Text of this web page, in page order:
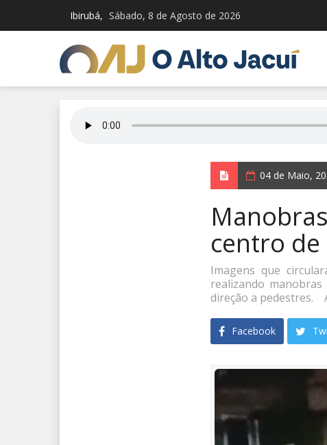
Ibirubá, Sábado, 8 de Agosto de 2026
04 de Maio,
centro
Imagens que
realizando manobras
direção a pedestres.
Facebook